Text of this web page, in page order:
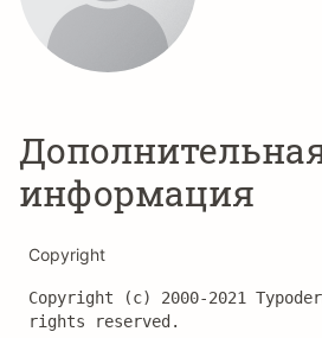
информация
Copyright
Copyright (c) 2000-2021
rights reserved.